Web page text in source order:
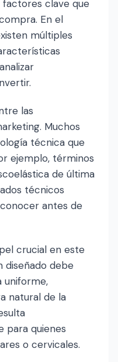
clave que
En el
múltiples
las
Muchos
técnica que
ejemplo, términos
de última
técnicos
antes de
crucial en este
diseñado debe
uniforme,
natural de la
para quienes
o cervicales.